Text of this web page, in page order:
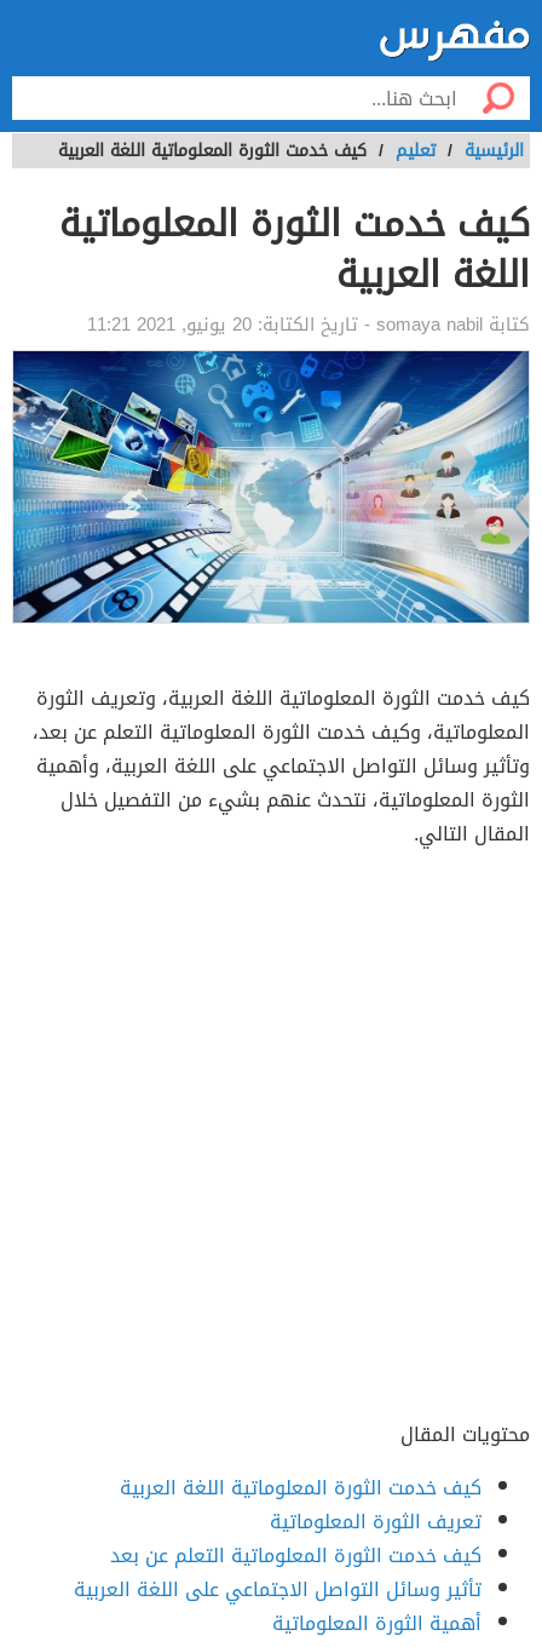
الرئيسية / تعليم / كيف خدمت الثورة المعلوماتية اللغة العربية
كيف خدمت الثورة المعلوماتية
اللغة العربية
كتابة somaya nabil- تاريخ الكتابة: 20 يونيو, 2021 11:21
كيف خدمت الثورة المعلوماتية اللغة العربية، وتعريف الثورة
المعلوماتية، وكيف خدمت الثورة المعلوماتية التعلم عن بعد،
وتأثير وسائل التواصل الاجتماعي على اللغة العربية، وأهمية
الثورة المعلوماتية، نتحدث عنهم بشيء من التفصيل خلال
المقال التالي.
محتويات المقال
كيف خدمت الثورة المعلوماتية اللغة العربية
تعريف الثورة المعلوماتية
كيف خدمت الثورة المعلوماتية التعلم عن بعد
تأثير وسائل التواصل الاجتماعي على اللغة العربية
أهمية الثورة المعلوماتية